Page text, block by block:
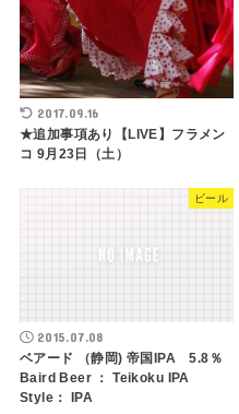
2017.09.16
★追加事項あり【LIVE】フラメン
コ 9月23日（土）
ビール
2015.07.08
ベアード （静岡) 帝国IPA 5.8％
Baird Beer ： Teikoku IPA
Style： IPA